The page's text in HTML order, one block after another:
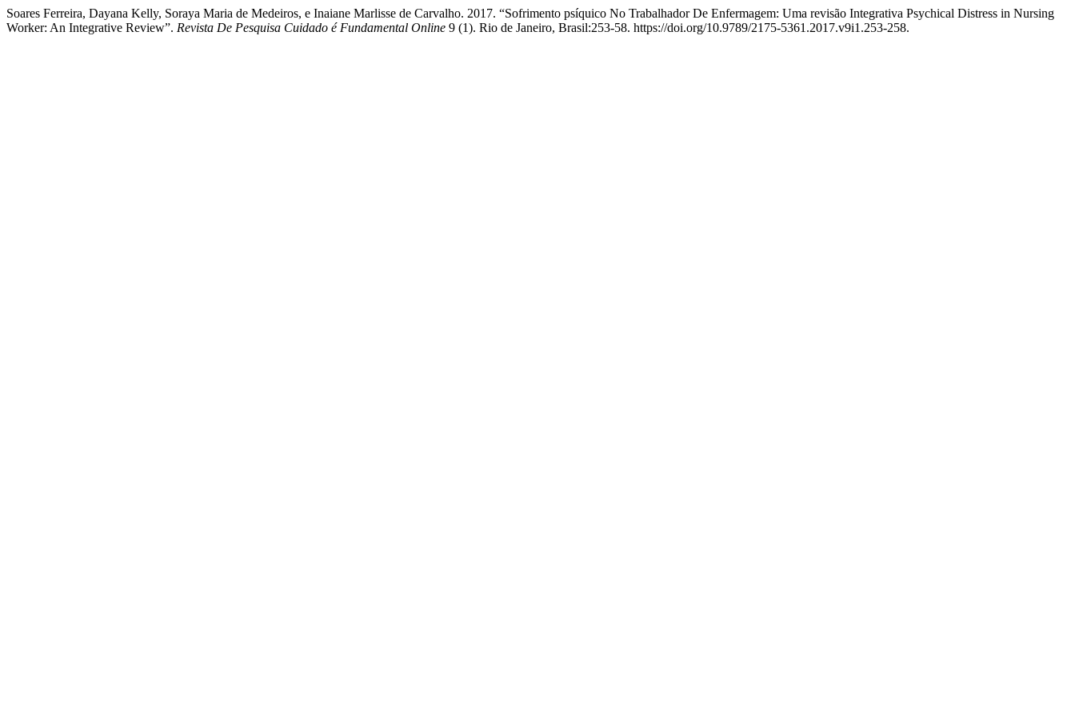
Soares Ferreira, Dayana Kelly, Soraya Maria de Medeiros, e Inaiane Marlisse de Carvalho. 2017. “Sofrimento psíquico No Trabalhador De Enfermagem: Uma revisão Integrativa Psychical Distress in Nursing
Worker: An Integrative Review”. Revista De Pesquisa Cuidado é Fundamental Online 9 (1). Rio de Janeiro, Brasil:253-58. https://doi.org/10.9789/2175-5361.2017.v9i1.253-258.